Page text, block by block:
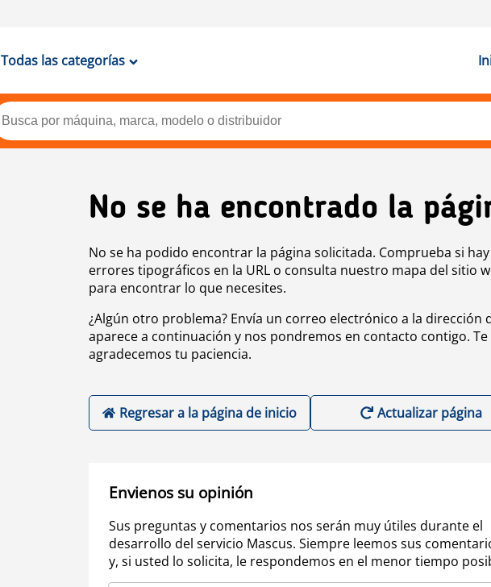
Todas las categorías
No se ha encontrado la
No se ha podido encontrar la página solicitada. Comprueba si hay
errores tipográficos en la URL o consulta nuestro mapa del sitio
para encontrar lo que necesites.
¿Algún otro problema? Envía un correo electrónico a la dirección
aparece a continuación y nos pondremos en contacto contigo. Te
agradecemos tu paciencia.
Regresar a la página de inicio Actualizar página
Envienos su opinión
Sus preguntas y comentarios nos serán muy útiles durante el
desarrollo del servicio Mascus. Siempre leemos sus
y, si usted lo solicita, le respondemos en el menor tiempo